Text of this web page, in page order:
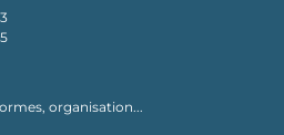
organisation...